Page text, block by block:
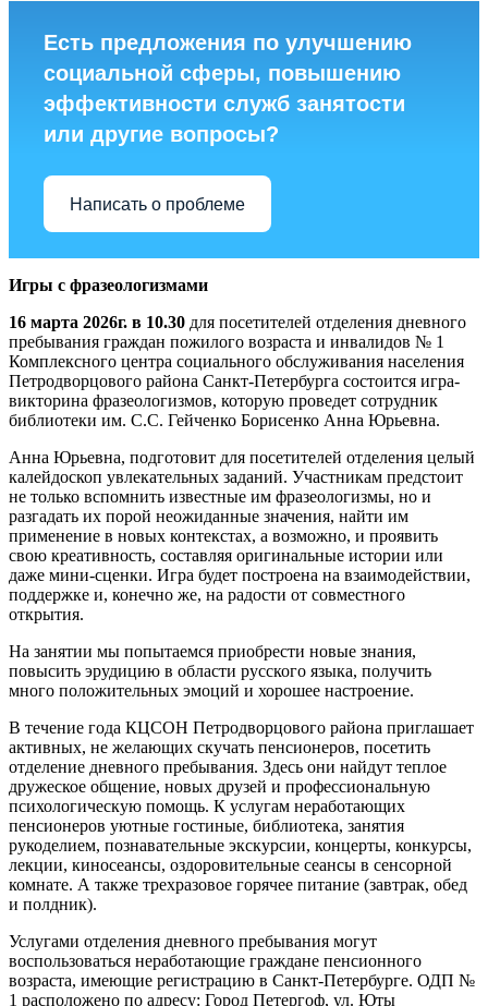
Есть предложения по улучшению
социальной сферы, повышению
эффективности служб занятости
или другие вопросы?
Написать о проблеме
Игры с фразеологизмами
16 марта 2026г. в 10.30 для посетителей отделения дневного
пребывания граждан пожилого возраста и инвалидов № 1
Комплексного центра социального обслуживания населения
Петродворцового района Санкт-Петербурга состоится игра-
викторина фразеологизмов, которую проведет сотрудник
библиотеки им. С.С. Гейченко Борисенко Анна Юрьевна.
Анна Юрьевна, подготовит для посетителей отделения целый
калейдоскоп увлекательных заданий. Участникам предстоит
не только вспомнить известные им фразеологизмы, но и
разгадать их порой неожиданные значения, найти им
применение в новых контекстах, а возможно, и проявить
свою креативность, составляя оригинальные истории или
даже мини-сценки. Игра будет построена на взаимодействии,
поддержке и, конечно же, на радости от совместного
открытия.
На занятии мы попытаемся приобрести новые знания,
повысить эрудицию в области русского языка, получить
много положительных эмоций и хорошее настроение.
В течение года КЦСОН Петродворцового района приглашает
активных, не желающих скучать пенсионеров, посетить
отделение дневного пребывания. Здесь они найдут теплое
дружеское общение, новых друзей и профессиональную
психологическую помощь. К услугам неработающих
пенсионеров уютные гостиные, библиотека, занятия
рукоделием, познавательные экскурсии, концерты, конкурсы,
лекции, киносеансы, оздоровительные сеансы в сенсорной
комнате. А также трехразовое горячее питание (завтрак, обед
и полдник).
Услугами отделения дневного пребывания могут
воспользоваться неработающие граждане пенсионного
возраста, имеющие регистрацию в Санкт-Петербурге. ОДП №
1 расположено по адресу: Город Петергоф, ул. Юты